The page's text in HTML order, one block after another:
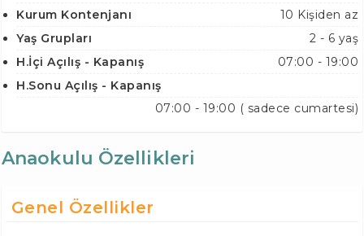
Kurum Kontenjanı
10 Kişiden az
Yaş Grupları
2 - 6 yaş
H.İçi Açılış - Kapanış
07:00 - 19:00
H.Sonu Açılış - Kapanış
07:00 - 19:00 ( sadece cumartesi)
Anaokulu Özellikleri
Genel Özellikler